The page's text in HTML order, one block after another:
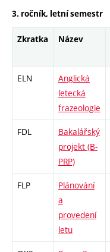
3. ročník, letní semestr
Zkratka Název
ELN
Anglická
letecká
frazeologie
FDL
Bakalářský
projekt (B-
PRP)
FLP
Plánování
a
provedení
letu